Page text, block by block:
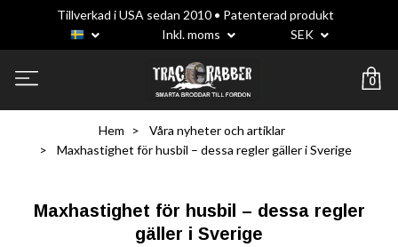
Tillverkad i USA sedan 2010 • Patenterad produkt
Inkl. moms
SEK
0
Hem
Våra nyheter och artiklar
Maxhastighet för husbil – dessa regler gäller i Sverige
Maxhastighet för husbil – dessa regler
gäller i Sverige